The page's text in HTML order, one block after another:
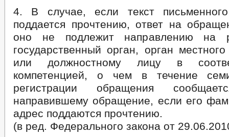
4. В случае, если текст
поддается прочтению, ответ на
оно не подлежит направлению на
государственный орган, орган
или должностному лицу в
компетенцией, о чем в течение
регистрации обращения
направившему обращение, если его
адрес поддаются прочтению.
(в ред. Федерального закона от